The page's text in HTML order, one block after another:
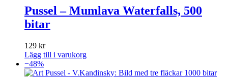
Pussel – Mumlava Waterfalls, 500
bitar
129 kr
Lägg till i varukorg
−48%